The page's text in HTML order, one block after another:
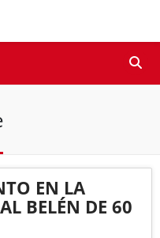
EN LA
BELÉN DE 60